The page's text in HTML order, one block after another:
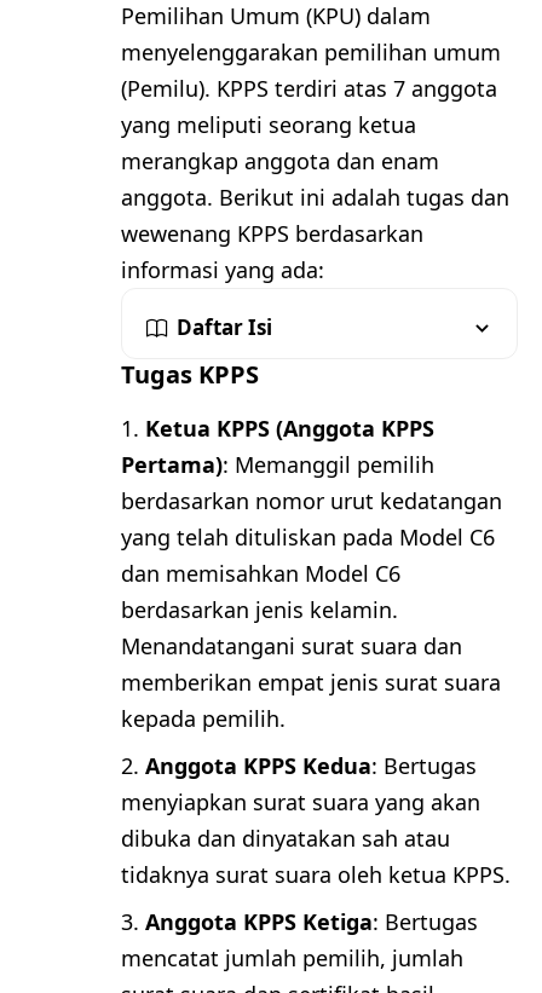
Pemilihan Umum (KPU) dalam
menyelenggarakan pemilihan umum
(Pemilu). KPPS terdiri atas 7 anggota
yang meliputi seorang ketua
merangkap anggota dan enam
anggota. Berikut ini adalah tugas dan
wewenang KPPS berdasarkan
informasi yang ada:
Daftar Isi
Tugas KPPS
Ketua KPPS (Anggota KPPS
Pertama): Memanggil pemilih
berdasarkan nomor urut kedatangan
yang telah dituliskan pada Model C6
dan memisahkan Model C6
berdasarkan jenis kelamin.
Menandatangani surat suara dan
memberikan empat jenis surat suara
kepada pemilih.
Anggota KPPS Kedua: Bertugas
menyiapkan surat suara yang akan
dibuka dan dinyatakan sah atau
tidaknya surat suara oleh ketua KPPS.
Anggota KPPS Ketiga: Bertugas
mencatat jumlah pemilih, jumlah